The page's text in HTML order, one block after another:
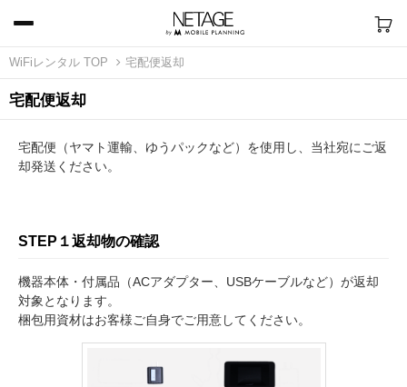
WiFiレンタル TOP 宅配便返却
宅配便返却
宅配便（ヤマト運輸、ゆうパックなど）を使用し、当社宛にご返
却発送ください。
STEP１返却物の確認
機器本体・付属品（ACアダプター、USBケーブルなど）が返却
対象となります。
梱包用資材はお客様ご自身でご用意してください。